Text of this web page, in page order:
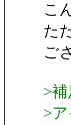
こ
た
ご
>補
>